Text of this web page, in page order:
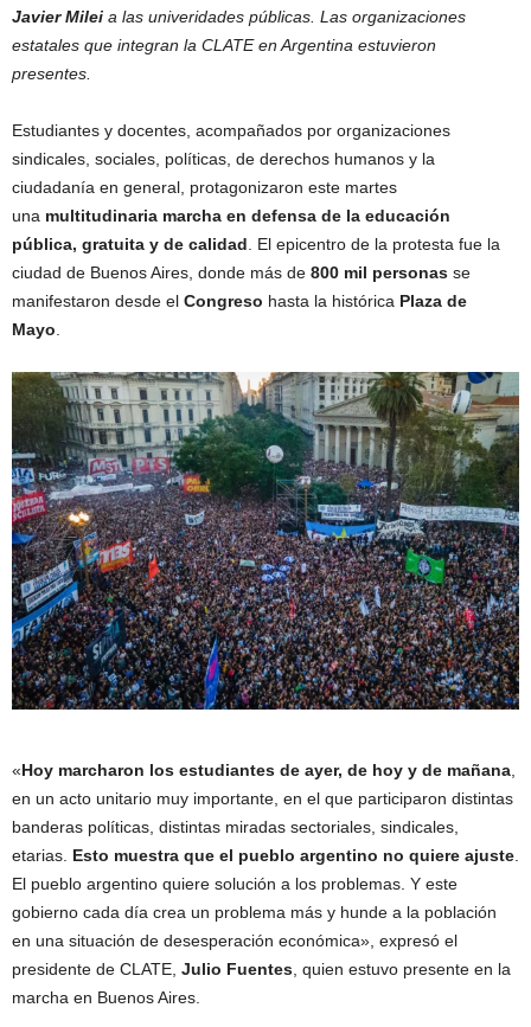
Javier Milei a las univeridades públicas. Las organizaciones
estatales que integran la CLATE en Argentina estuvieron
presentes.
Estudiantes y docentes, acompañados por organizaciones
sindicales, sociales, políticas, de derechos humanos y la
ciudadanía en general, protagonizaron este martes
una multitudinaria marcha en defensa de la educación
pública, gratuita y de calidad . El epicentro de la protesta fue la
ciudad de Buenos Aires, donde más de 800 mil personas se
manifestaron desde el Congreso hasta la histórica Plaza de
Mayo
«Hoy marcharon los estudiantes de ayer, de hoy y de mañana
en un acto unitario muy importante, en el que participaron distintas
banderas políticas, distintas miradas sectoriales, sindicales,
etarias. Esto muestra que el pueblo argentino no quiere ajuste
El pueblo argentino quiere solución a los problemas. Y este
gobierno cada día crea un problema más y hunde a la población
en una situación de desesperación económica», expresó el
presidente de CLATE, Julio Fuentes , quien estuvo presente en la
marcha en Buenos Aires.